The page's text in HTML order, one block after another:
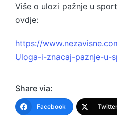
Više o ulozi pažnje u
ovdje:
https://
Uloga-i-znacaj-paznje-u-
Share via:
Facebook